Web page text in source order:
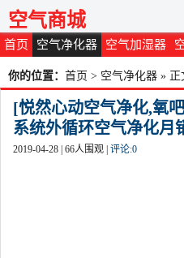
首页 空气净化器 空气加湿器
空气商城
你的位置： 首页 > 空气净化器 » 正
[悦然心动空气净化,氧
系统外循环空气净化月
2019-04-28 | 66人围观 | 评论:0